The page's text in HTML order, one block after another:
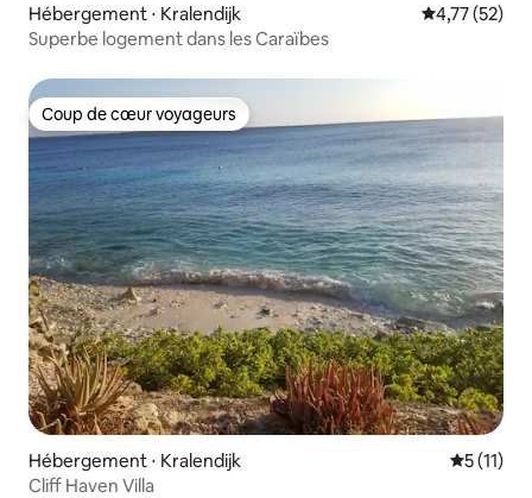
Hébergement ⋅ Kralendijk Évaluation
4,77 (52)
Superbe logement dans les Caraïbes
Coup de cœur voyageurs
Coup de cœur voyageurs
Hébergement ⋅ Kralendijk
5 (11)
Cliff Haven Villa